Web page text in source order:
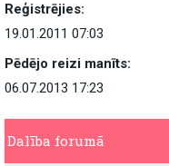
Reģistrējies:
19.01.2011 07:03
Pēdējo reizi manīts:
06.07.2013 17:23
Dalība forumā